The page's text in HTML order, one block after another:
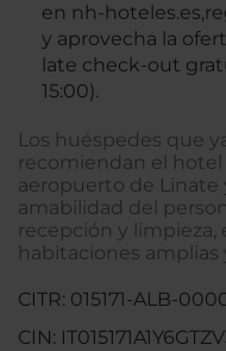
en nh-
y aprovecha la
late check-out
15:00).
Los huéspedes que
recomiendan el hotel
aeropuerto de Linate
amabilidad del
recepción y limpieza,
habitaciones amplias
CITR: 015171-ALB-
CIN: